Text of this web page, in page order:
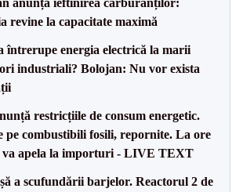
revine la capacitate maximă
întrerupe energia electrică la marii
industriali? Bolojan: Nu vor exista
restricțiile de consum energetic.
pe combustibili fosili, repornite. La ore
va apela la importuri - LIVE TEXT
a scufundării barjelor. Reactorul 2 de